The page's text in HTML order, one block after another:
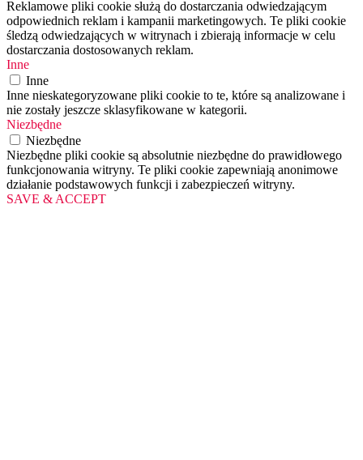
Reklamowe pliki cookie służą do dostarczania odwiedzającym
odpowiednich reklam i kampanii marketingowych. Te pliki cookie
śledzą odwiedzających w witrynach i zbierają informacje w celu
dostarczania dostosowanych reklam.
Inne
Inne
Inne nieskategoryzowane pliki cookie to te, które są analizowane i
nie zostały jeszcze sklasyfikowane w kategorii.
Niezbędne
Niezbędne
Niezbędne pliki cookie są absolutnie niezbędne do prawidłowego
funkcjonowania witryny. Te pliki cookie zapewniają anonimowe
działanie podstawowych funkcji i zabezpieczeń witryny.
SAVE & ACCEPT